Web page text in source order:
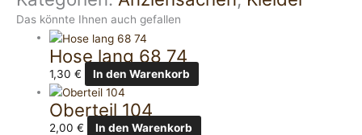
Das könnte Ihnen auch gefallen
Hose lang 68 74
1,30€ In den Warenkorb
Oberteil 104
2,00€ In den Warenkorb